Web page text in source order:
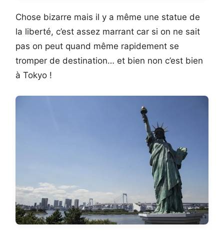
Chose bizarre mais il y a même une statue de
la liberté, c’est assez marrant car si on ne sait
pas on peut quand même rapidement se
tromper de destination… et bien non c’est bien
à Tokyo !